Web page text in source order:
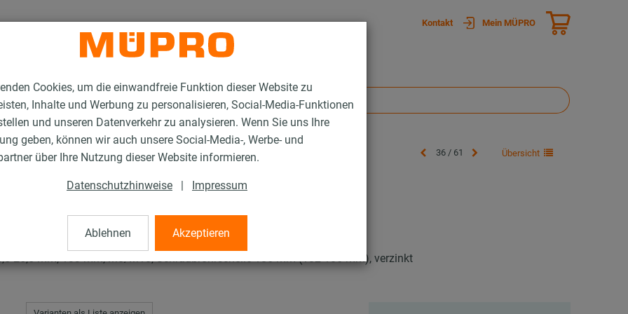
Cookies, um die einwandfreie Funktion dieser Website zu
Inhalte und Werbung zu personalisieren, Social-Media-Funktionen
und unseren Datenverkehr zu analysieren. Wenn Sie uns Ihre
geben, können wir auch unsere Social-Media-, Werbe- und
über Ihre Nutzung dieser Website informieren.
Datenschutzhinweise | Impressum
Ablehnen Akzeptieren
Kontakt Mein MÜPRO
RTN+ Typ 2 und 4 36 / 61 Übersicht
Typ 2 und 4
25,5 mm, 133 mm, M8/M10, Schraubrohrschelle 186 mm (182-186 mm), verzinkt